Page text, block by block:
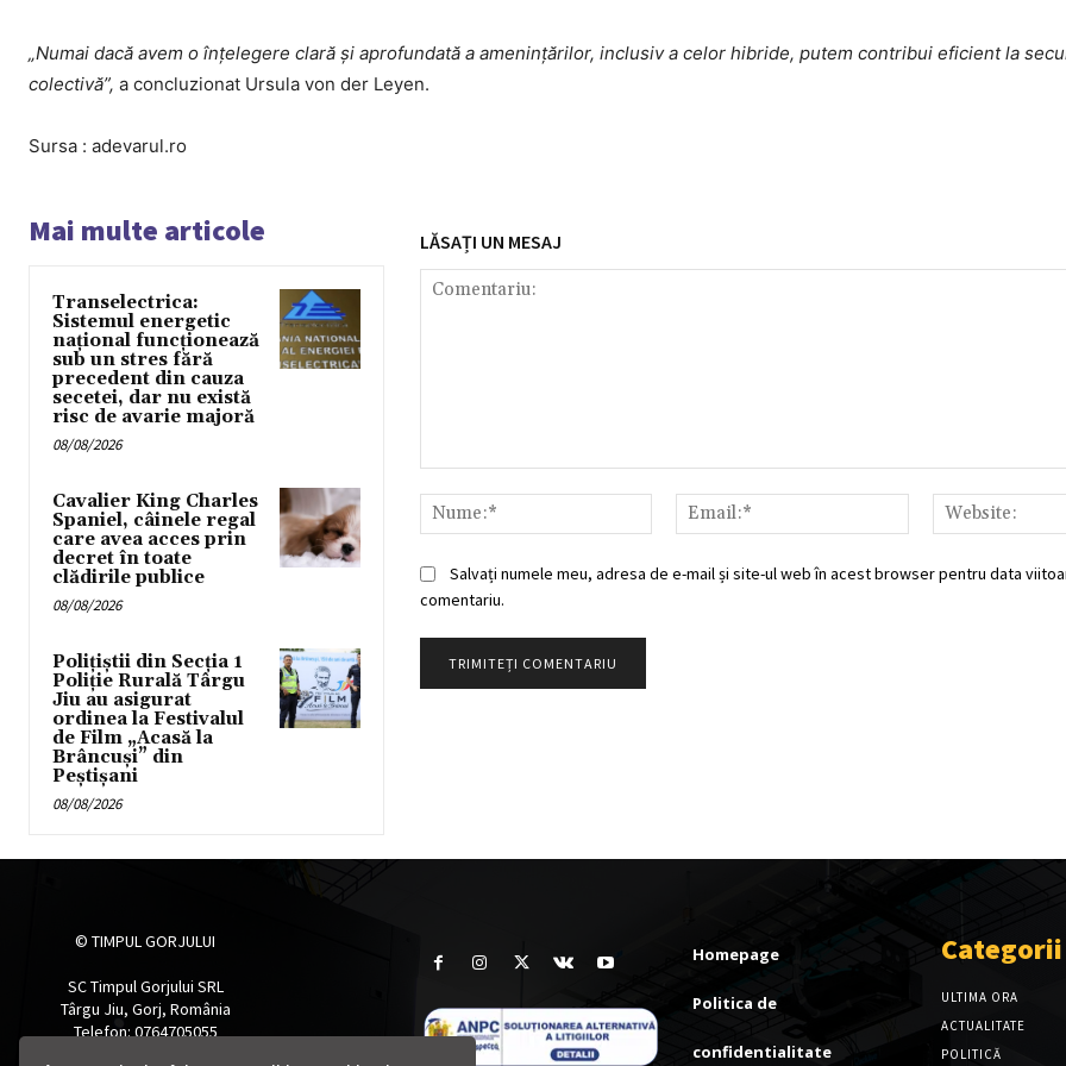
„Numai dacă avem o înțelegere clară și aprofundată a amenințărilor, inclusiv a celor hibride, putem contribui eficient la
colectivă”, a concluzionat Ursula von der Leyen.
Sursa : adevarul.ro
Mai multe articole
Transelectrica:
Sistemul energetic
național funcționează
sub un stres fără
precedent din cauza
secetei, dar nu există
risc de avarie majoră
08/08/2026
Cavalier King Charles
Spaniel, câinele regal
care avea acces prin
decret în toate
clădirile publice
08/08/2026
Polițiștii din Secția 1
Poliție Rurală Târgu
Jiu au asigurat
ordinea la Festivalul
de Film „Acasă la
Brâncuși” din
Peștișani
08/08/2026
LĂSAȚI UN MESAJ
Nume:*
Email:*
Salvați numele meu, adresa de e-mail și site-ul web în acest browser pentru data
comentariu.
© TIMPUL GORJULUI
SC Timpul Gorjului SRL
Târgu Jiu, Gorj, România
Telefon: 0764705055
Homepage
Politica de
confidentialitate
Categorii
ULTIMA ORA
ACTUALITATE
POLITICĂ